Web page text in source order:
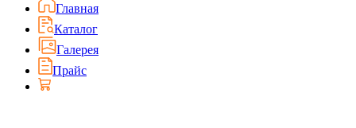
Главная
Каталог
Галерея
Прайс